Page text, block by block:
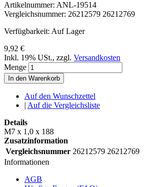
Artikelnummer: ANL-19514
Vergleichsnummer: 26212579 26212769
Verfügbarkeit: Auf Lager
9,92 €
Inkl. 19% USt., zzgl. Versandkosten
Menge
In den Warenkorb
Auf den Wunschzettel
| Auf die Vergleichsliste
Details
M7 x 1,0 x 188
Zusatzinformation
Vergleichsnummer 26212579 26212769
Informationen
AGB